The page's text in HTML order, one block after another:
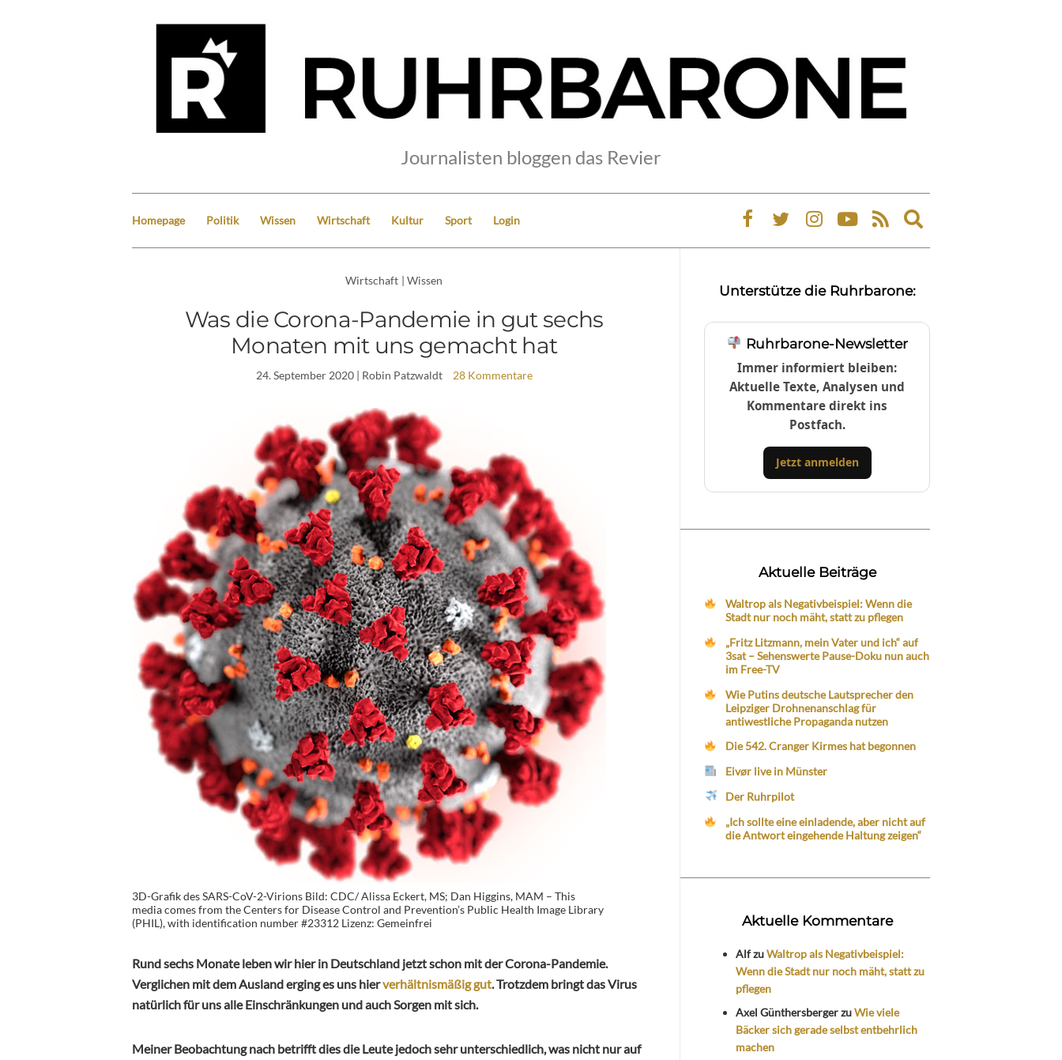
Journalisten bloggen das Revier
Homepage Politik Wissen Wirtschaft Kultur Sport Login
Expand
search
Wirtschaft | Wissen
Was die Corona-Pandemie in gut sechs
Monaten mit uns gemacht hat
24. September 2020| Robin Patzwaldt 28 Kommentare
3D-Grafik des SARS-CoV-2-Virions Bild: CDC/ Alissa Eckert, MS; Dan Higgins, MAM – This
media comes from the Centers for Disease Control and Prevention’s Public Health Image Library
(PHIL), with identification number #23312 Lizenz: Gemeinfrei
Rund sechs Monate leben wir hier in Deutschland jetzt schon mit der Corona-Pandemie.
Verglichen mit dem Ausland erging es uns hierverhältnismäßig gut. Trotzdem bringt das Virus
natürlich für uns alle Einschränkungen und auch Sorgen mit sich.
Meiner Beobachtung nach betrifft dies die Leute jedoch sehr unterschiedlich, was nicht nur auf
Unterstütze die Ruhrbarone:
Ruhrbarone-Newsletter
Immer informiert bleiben:
Aktuelle Texte, Analysen und
Kommentare direkt ins
Postfach.
Jetzt anmelden
Aktuelle Beiträge
Waltrop als Negativbeispiel: Wenn die
Stadt nur noch mäht, statt zu pflegen
„Fritz Litzmann, mein Vater und ich“ auf
3sat – Sehenswerte Pause-Doku nun auch
im Free-TV
Wie Putins deutsche Lautsprecher den
Leipziger Drohnenanschlag für
antiwestliche Propaganda nutzen
Die 542. Cranger Kirmes hat begonnen
Eivør live in Münster
Der Ruhrpilot
„Ich sollte eine einladende, aber nicht auf
die Antwort eingehende Haltung zeigen“
Aktuelle Kommentare
AlfzuWaltrop als Negativbeispiel:
Wenn die Stadt nur noch mäht, statt zu
pflegen
Axel GünthersbergerzuWie viele
Bäcker sich gerade selbst entbehrlich
machen